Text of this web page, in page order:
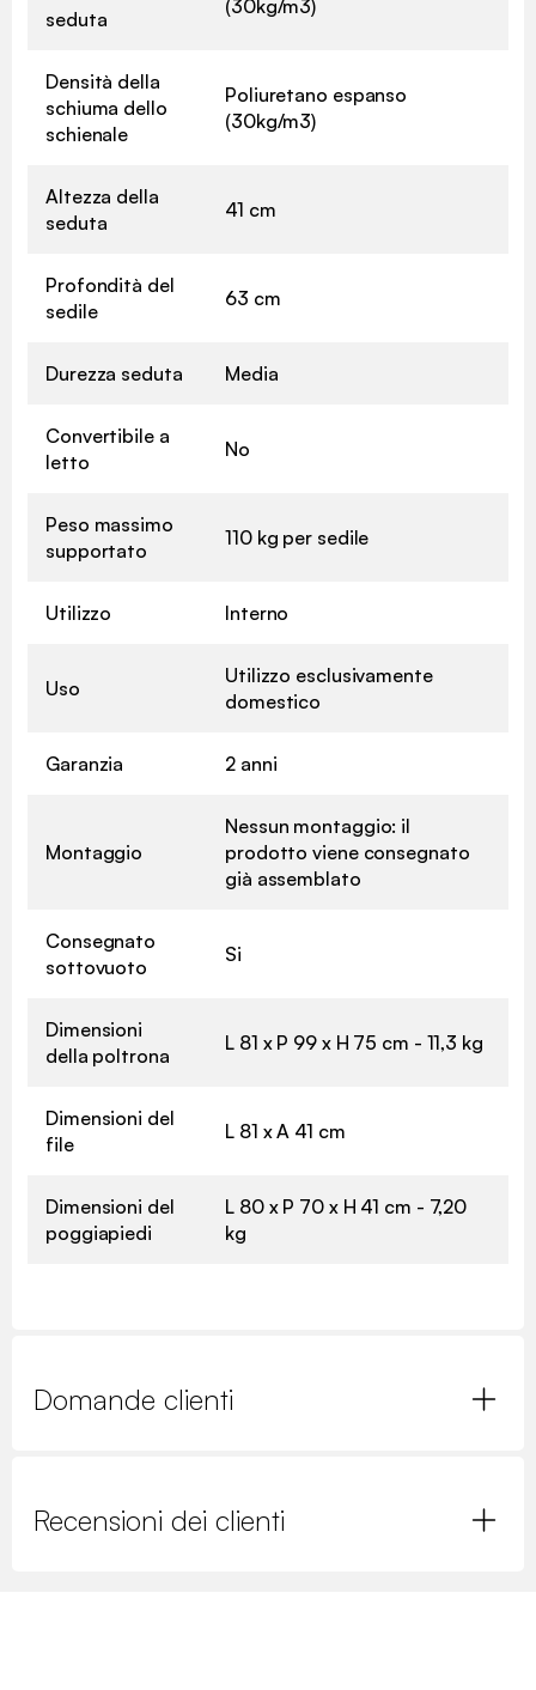
seduta
(30kg/m3)
Densità della
schiuma dello
schienale
Poliuretano espanso
(30kg/m3)
Altezza della
seduta
41 cm
Profondità del
sedile
63 cm
Durezza seduta Media
Convertibile a
letto
No
Peso massimo
supportato
110 kg per sedile
Utilizzo Interno
Uso
Utilizzo esclusivamente
domestico
Garanzia 2 anni
Montaggio
Nessun montaggio: il
prodotto viene consegnato
già assemblato
Consegnato
sottovuoto
Si
Dimensioni
della poltrona
L 81 x P 99 x H 75 cm - 11,3 kg
Dimensioni del
file
L 81 x A 41 cm
Dimensioni del
poggiapiedi
L 80 x P 70 x H 41 cm - 7,20
kg
Domande clienti
Recensioni dei clienti